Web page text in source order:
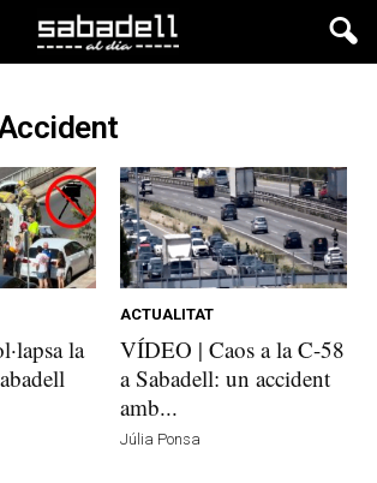
la
ACTUALITAT
VÍDEO | Caos a la C-58
a Sabadell: un accident
amb...
Júlia Ponsa